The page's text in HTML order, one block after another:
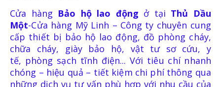
PCCC
Cửa hàng Bảo hộ lao động ở tại Thủ Dầu
Một-Cửa hàng Mỹ Linh – Công ty chuyên cung
cấp thiết bị bảo hộ lao động, đồ phòng cháy,
chữa cháy, giày bảo hộ, vật tư sơ cứu, y
tế, phòng sạch tĩnh điện... Với tiêu chí nhanh
chóng – hiệu quả – tiết kiệm chi phí thông qua
những dịch vụ tư vấn phù hợp với nhu cầu của